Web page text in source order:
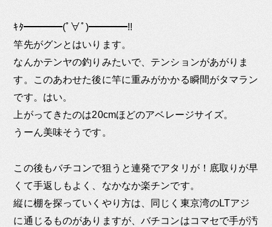
ｷﾀ━━━━(ﾟ∀ﾟ)━━━━!!
竿先がグンとはいります。
なんかテンヤの釣りみたいで、テンションがあがりま
す。このあわせた後に竿に重みがかかる瞬間がタマラン
です。はい。
上がってきたのは20cmほどのアベレージサイズ。
うーん美味そうです。
この後もバチコンで狙うと連発でアタリが！底取りが早
くて手返しもよく、なかなか楽チンです。
縦に棚を探っていくやり方は、同じく東京湾のLTアジ
に通じるものがありますが、バチコンはコマセで手が汚